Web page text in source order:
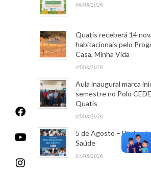
06/08/2026
Quatis receberá 14
habitacionais pelo
Casa, Minha Vida
05/08/2026
Aula inaugural marca
semestre no Polo
Quatis
05/08/2026
5 de Agosto – Dia
Saúde
05/08/2026